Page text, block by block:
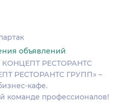
объявлений
КОНЦЕПТ РЕСТОРАНТС
РЕСТОРАНТС ГРУПП» –
кафе.
команде профессионалов!